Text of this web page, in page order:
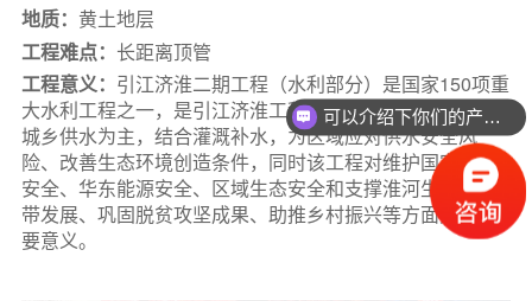
地质： 黄土地层
工程难点： 长距离顶管
工程意义： 引江济淮二期工程（水利部分）是国家150项重
大水利工程之一，是引江济淮工程体系有机组成部分，以
城乡供水为主，结合灌溉补水，为区域应对供水安全风
险、改善生态环境创造条件，同时该工程对维护国家粮食
安全、华东能源安全、区域生态安全和支撑淮河生态经济
带发展、巩固脱贫攻坚成果、助推乡村振兴等方面具有重
要意义。
可以介绍下你们的产品么？